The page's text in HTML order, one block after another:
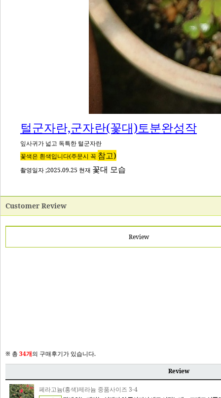
털군자란,군자란(꽃대)토분완성작
잎사귀가 넓고 독특한 털군자란
꽃색은 흰색입니다(주문시 꼭 참고)
촬영일자 ;2025.09.25 현재 꽃대 모습
Customer Review